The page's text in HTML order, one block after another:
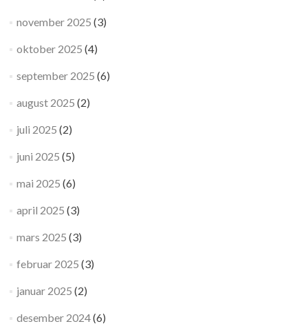
november 2025 (3)
oktober 2025 (4)
september 2025 (6)
august 2025 (2)
juli 2025 (2)
juni 2025 (5)
mai 2025 (6)
april 2025 (3)
mars 2025 (3)
februar 2025 (3)
januar 2025 (2)
desember 2024(6)